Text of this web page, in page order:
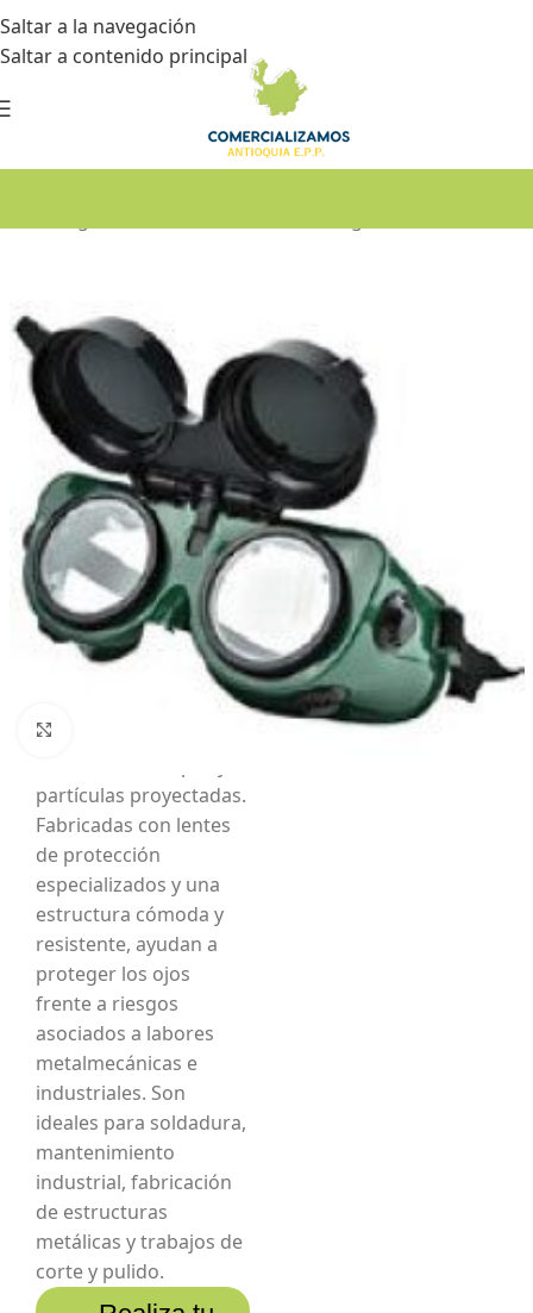
Saltar a la navegación
Saltar a contenido principal
Gafa soldador
Gafas para soldador
diseñadas para brindar
protección visual
durante procesos de
trabajos con exposición
partículas proyectadas.
Fabricadas con lentes
de protección
especializados y una
estructura cómoda y
resistente, ayudan a
proteger los ojos
frente a riesgos
asociados a labores
metalmecánicas e
industriales. Son
ideales para soldadura,
mantenimiento
industrial, fabricación
de estructuras
metálicas y trabajos de
corte y pulido.